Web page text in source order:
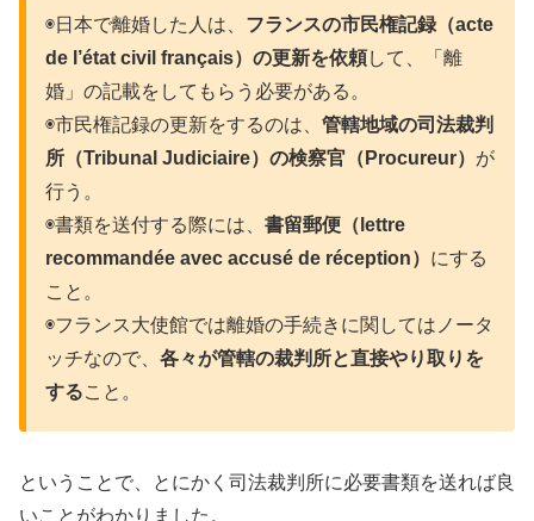
◉日本で離婚した人は、 フランスの市民権記録（acte
de l’état civil français）の更新を依頼して、「離
婚」の記載をしてもらう必要がある。
◉市民権記録の更新をするのは、 管轄地域の司法裁判
所（Tribunal Judiciaire）の検察官（Procureur） が
行う。
◉書類を送付する際には、 書留郵便（lettre
recommandée avec accusé de réception） にする
こと。
◉フランス大使館では離婚の手続きに関してはノータ
ッチなので、 各々が管轄の裁判所と直接やり取りを
すること。
ということで、とにかく司法裁判所に必要書類を送れば良
いことがわかりました。